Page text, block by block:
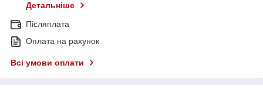
Детальніше
Післяплата
Оплата на рахунок
Всі умови оплати